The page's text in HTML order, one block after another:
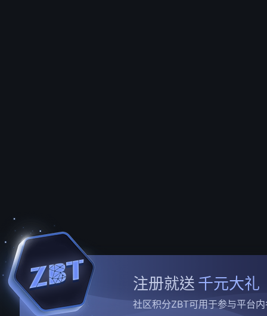
注册就送 千元大礼
社区积分ZBT可用于参与平台